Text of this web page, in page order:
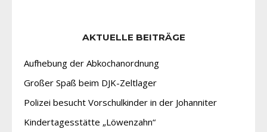
AKTUELLE BEITRÄGE
Aufhebung der Abkochanordnung
Großer Spaß beim DJK-Zeltlager
Polizei besucht Vorschulkinder in der Johanniter
Kindertagesstätte „Löwenzahn“